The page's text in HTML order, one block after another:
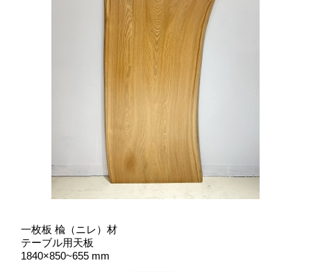
一枚板 楡（ニレ）材
テーブル用天板
1840×850~655 mm